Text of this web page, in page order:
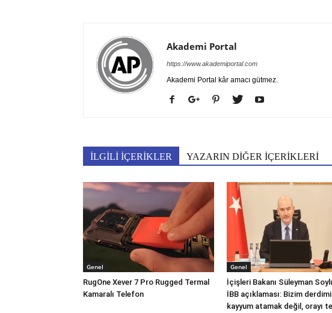
Akademi Portal
https://www.akademiportal.com
Akademi Portal kâr amacı gütmez.
İLGİLİ İÇERİKLER YAZARIN DİĞER İÇERİKLERİ
Genel
RugOne Xever 7 Pro Rugged Termal
Kamaralı Telefon
Genel
İçişleri Bakanı Süleyman
İBB açıklaması: Bizim
kayyum atamak değil, orayı